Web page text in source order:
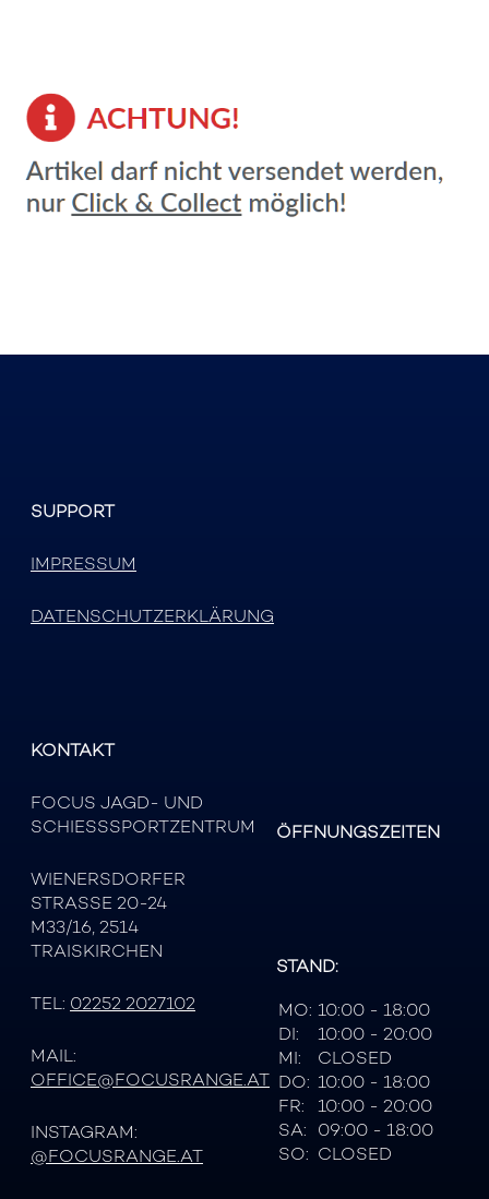
SUPPORT
IMPRESSUM
DATENSCHUTZERKLÄRUNG
KONTAKT
FOCUS JAGD- UND
SCHIESSSPORTZENTRUM
WIENERSDORFER
STRASSE 20-24
M33/16, 2514
TRAISKIRCHEN
TEL: 02252 2027102
MAIL:
OFFICE@FOCUSRANGE.AT
INSTAGRAM:
@FOCUSRANGE.AT
ÖFFNUNGSZEITEN
STAND:
MO: 10:00 - 18:00
DI:
10:00 - 20:00
MI:
CLOSED
DO: 10:00 - 18:00
FR:
10:00 - 20:00
SA: 09:00 - 18:00
SO: CLOSED